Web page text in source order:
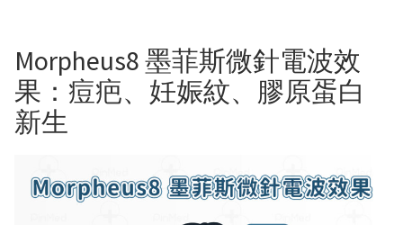
Morpheus8 墨菲斯微針電波效
果：痘疤、妊娠紋、膠原蛋白
新生